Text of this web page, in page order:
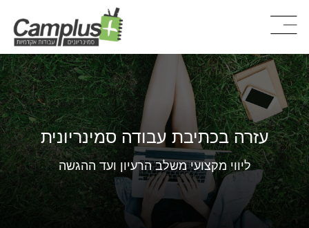
עזרה בכתיבת עבודה סמינריונית
ליווי מקצועי משלב הרעיון ועד ההגשה